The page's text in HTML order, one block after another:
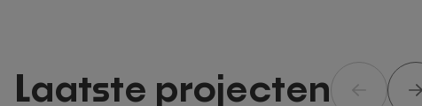
Laatste projecten